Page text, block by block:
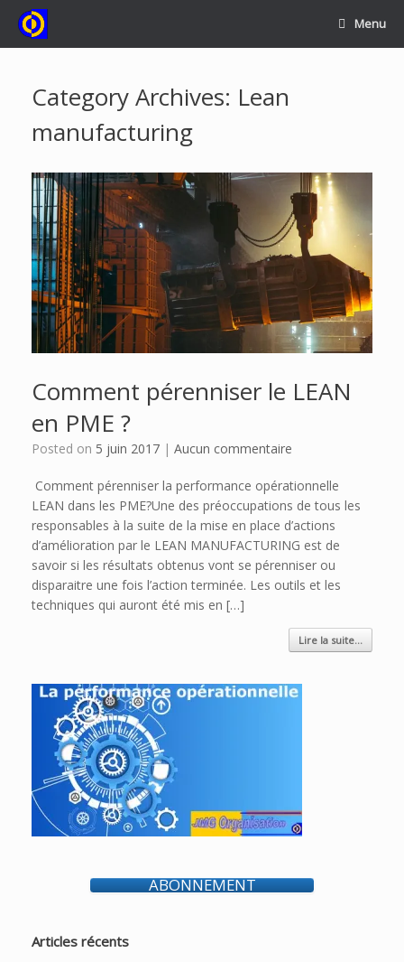
content
Menu
Category Archives: Lean
manufacturing
Comment pérenniser le LEAN
en PME ?
Posted on 5 juin 2017 | Aucun commentaire
Comment pérenniser la performance opérationnelle
LEAN dans les PME?Une des préoccupations de tous les
responsables à la suite de la mise en place d’actions
d’amélioration par le LEAN MANUFACTURING est de
savoir si les résultats obtenus vont se pérenniser ou
disparaitre une fois l’action terminée. Les outils et les
techniques qui auront été mis en […]
Lire la suite...
ABONNEMENT
Articles récents